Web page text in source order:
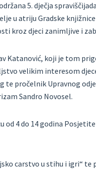
5. dječja
u atriju Gradske
kroz djeci zanimljive i
Katanović, koji je tom
velikim interesom
te pročelnik Upravnog
Sandro Novosel.
od 4 do 14 godina
carstvo u stihu i igri“ te